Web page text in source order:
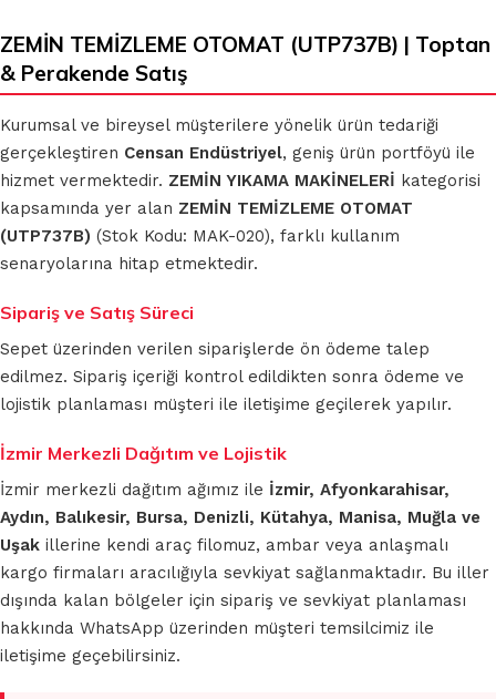
ZEMİN TEMİZLEME OTOMAT (UTP737B) | Toptan
& Perakende Satış
Kurumsal ve bireysel müşterilere yönelik ürün tedariği
gerçekleştiren Censan Endüstriyel, geniş ürün portföyü ile
hizmet vermektedir. ZEMİN YIKAMA MAKİNELERİ kategorisi
kapsamında yer alan ZEMİN TEMİZLEME OTOMAT
(UTP737B) (Stok Kodu: MAK-020), farklı kullanım
senaryolarına hitap etmektedir.
Sipariş ve Satış Süreci
Sepet üzerinden verilen siparişlerde ön ödeme talep
edilmez. Sipariş içeriği kontrol edildikten sonra ödeme ve
lojistik planlaması müşteri ile iletişime geçilerek yapılır.
İzmir Merkezli Dağıtım ve Lojistik
İzmir merkezli dağıtım ağımız ile İzmir, Afyonkarahisar,
Aydın, Balıkesir, Bursa, Denizli, Kütahya, Manisa, Muğla ve
Uşak illerine kendi araç filomuz, ambar veya anlaşmalı
kargo firmaları aracılığıyla sevkiyat sağlanmaktadır. Bu iller
dışında kalan bölgeler için sipariş ve sevkiyat planlaması
hakkında WhatsApp üzerinden müşteri temsilcimiz ile
iletişime geçebilirsiniz.